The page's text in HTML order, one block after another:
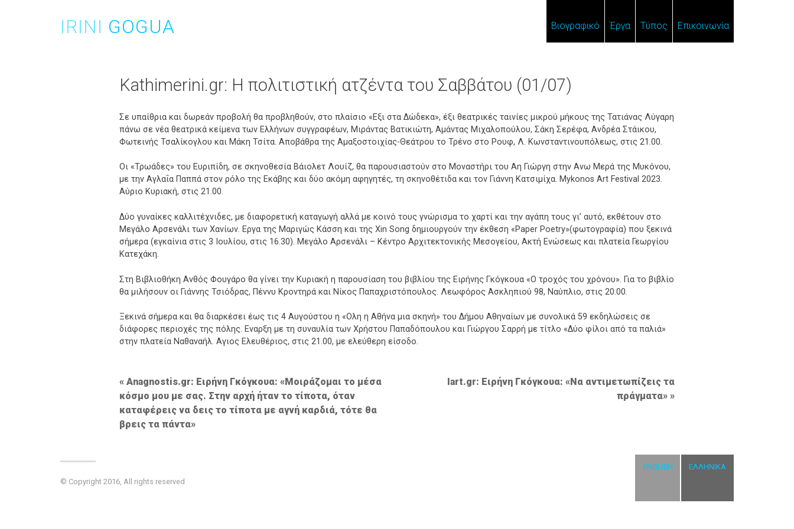
to
content
IRINI GOGUA Βιογραφικό Έργα Τύπος Επικοινωνία
Kathimerini.gr: Η πολιτιστική ατζέντα του Σαββάτου (01/07)
Σε υπαίθρια και δωρεάν προβολή θα προβληθούν, στο πλαίσιο «Εξι στα Δώδεκα», έξι θεατρικές ταινίες μικρού μήκους της Τατιάνας Λύγαρη
πάνω σε νέα θεατρικά κείμενα των Ελλήνων συγγραφέων, Μιράντας Βατικιώτη, Αμάντας Μιχαλοπούλου, Σάκη Σερέφα, Ανδρέα Στάικου,
Φωτεινής Τσαλίκογλου και Μάκη Τσίτα. Αποβάθρα της Αμαξοστοιχίας-Θεάτρου το Τρένο στο Ρουφ, Λ. Κωνσταντινουπόλεως, στις 21.00.
Οι «Τρωάδες» του Ευριπίδη, σε σκηνοθεσία Βάιολετ Λουίζ, θα παρουσιαστούν στο Μοναστήρι του Αη Γιώργη στην Ανω Μερά της Μυκόνου,
με την Αγλαΐα Παππά στον ρόλο της Εκάβης και δύο ακόμη αφηγητές, τη σκηνοθέτιδα και τον Γιάννη Κατσιμίχα. Mykonos Art Festival 2023.
Αύριο Κυριακή, στις 21.00.
Δύο γυναίκες καλλιτέχνιδες, με διαφορετική καταγωγή αλλά με κοινό τους γνώρισμα το χαρτί και την αγάπη τους γι’ αυτό, εκθέτουν στο
Μεγάλο Αρσενάλι των Χανίων. Εργα της Μαριγώς Κάσση και της Xin Song δημιουργούν την έκθεση «Paper Poetry»(φωτογραφία) που ξεκινά
σήμερα (εγκαίνια στις 3 Ιουλίου, στις 16.30). Μεγάλο Αρσενάλι – Κέντρο Αρχιτεκτονικής Μεσογείου, Ακτή Ενώσεως και πλατεία Γεωργίου
Κατεχάκη.
Στη Βιβλιοθήκη Ανθός Φουγάρο θα γίνει την Κυριακή η παρουσίαση του βιβλίου της Ειρήνης Γκόγκουα «Ο τροχός του χρόνου». Για το βιβλίο
θα μιλήσουν οι Γιάννης Τσιόδρας, Πέννυ Κροντηρά και Νίκος Παπαχριστόπουλος. Λεωφόρος Ασκληπιού 98, Ναύπλιο, στις 20.00.
Ξεκινά σήμερα και θα διαρκέσει έως τις 4 Αυγούστου η «Ολη η Αθήνα μια σκηνή» του Δήμου Αθηναίων με συνολικά 59 εκδηλώσεις σε
διάφορες περιοχές της πόλης. Εναρξη με τη συναυλία των Χρήστου Παπαδόπουλου και Γιώργου Σαρρή με τίτλο «Δύο φίλοι από τα παλιά»
στην πλατεία Ναθαναήλ. Αγιος Ελευθέριος, στις 21.00, με ελεύθερη είσοδο.
Πλοήγηση
άρθρων
Anagnostis.gr: Ειρήνη Γκόγκουα: «Μοιράζομαι το μέσα
κόσμο μου με σας. Στην αρχή ήταν το τίποτα, όταν
καταφέρεις να δεις το τίποτα με αγνή καρδιά, τότε θα
βρεις τα πάντα»
Iart.gr: Ειρήνη Γκόγκουα: «Να αντιμετωπίζεις τα
πράγματα»
© Copyright 2016, All rights reserved
ENGLISH ΕΛΛΗΝΙΚΆ